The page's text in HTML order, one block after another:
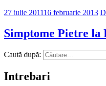
27 iulie 201116 februarie 2013
Simptome Pietre la
Caută după:
Intrebari